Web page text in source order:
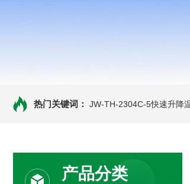
热门关键词： JW-TH-2304C-5快速升降
产品分类